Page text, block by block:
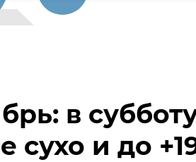
в
сухо и до